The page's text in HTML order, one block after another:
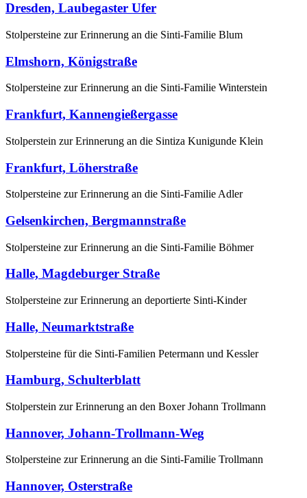
Dresden, Laubegaster Ufer
Stolpersteine zur Erinnerung an die Sinti-Familie Blum
Elmshorn, Königstraße
Stolpersteine zur Erinnerung an die Sinti-Familie Winterstein
Frankfurt, Kannengießergasse
Stolperstein zur Erinnerung an die Sintiza Kunigunde Klein
Frankfurt, Löherstraße
Stolpersteine zur Erinnerung an die Sinti-Familie Adler
Gelsenkirchen, Bergmannstraße
Stolpersteine zur Erinnerung an die Sinti-Familie Böhmer
Halle, Magdeburger Straße
Stolpersteine zur Erinnerung an deportierte Sinti-Kinder
Halle, Neumarktstraße
Stolpersteine für die Sinti-Familien Petermann und Kessler
Hamburg, Schulterblatt
Stolperstein zur Erinnerung an den Boxer Johann Trollmann
Hannover, Johann-Trollmann-Weg
Stolpersteine zur Erinnerung an die Sinti-Familie Trollmann
Hannover, Osterstraße